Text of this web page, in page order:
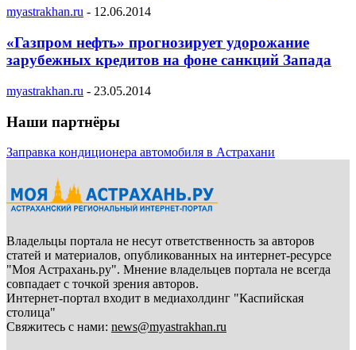
myastrakhan.ru - 12.06.2014
«Газпром нефть» прогнозирует удорожание
зарубежных кредитов на фоне санкций Запада
myastrakhan.ru - 23.05.2014
Наши партнёры
Заправка кондиционера автомобиля в Астрахани
Владельцы портала не несут ответственность за авторов
статей и материалов, опубликованных на интернет-ресурсе
"Моя Астрахань.ру". Мнение владельцев портала не всегда
совпадает с точкой зрения авторов.
Интернет-портал входит в медиахолдинг "Каспийская
столица"
Свяжитесь с нами: news@myastrakhan.ru